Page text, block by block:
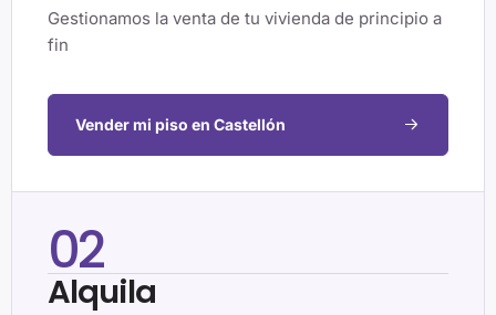
Gestionamos la venta de tu vivienda de principio a
fin
Vender mi piso en Castellón
02
Alquila